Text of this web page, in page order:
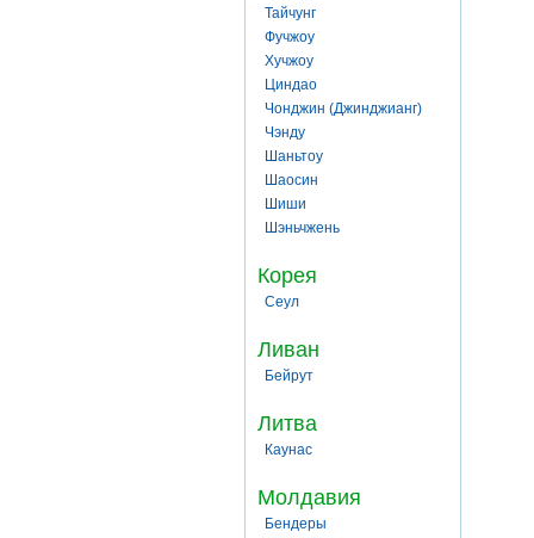
Тайчунг
Фучжоу
Хучжоу
Циндао
Чонджин (Джинджианг)
Чэнду
Шаньтоу
Шаосин
Шиши
Шэньчжень
Корея
Сеул
Ливан
Бейрут
Литва
Каунас
Молдавия
Бендеры